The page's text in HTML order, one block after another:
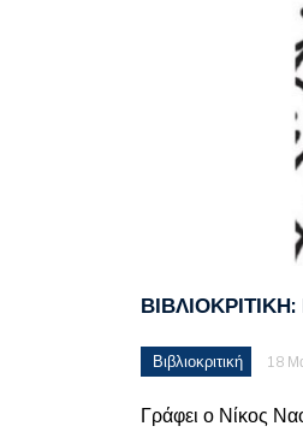
Βιβλιοκριτική 18
Γράφει ο Νίκος